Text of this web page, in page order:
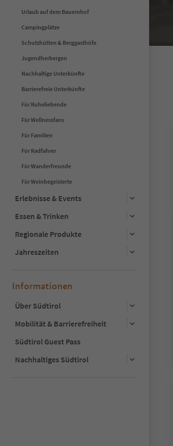
Urlaub auf dem Bauernhof
Campingplätze
Schutzhütten & Berggasthöfe
Jugendherbergen
Nachhaltige Unterkünfte
Barrierefreie Unterkünfte
Für Ruheliebende
Für Wellnessfans
Für Familien
Für Radfahrer
Für Wanderfreunde
Für Weinbegeisterte
Erlebnisse & Events
Essen & Trinken
Regionale Produkte
Jahreszeiten
Informationen
Über Südtirol
Mobilität & Barrierefreiheit
Südtirol Guest Pass
Nachhaltiges Südtirol